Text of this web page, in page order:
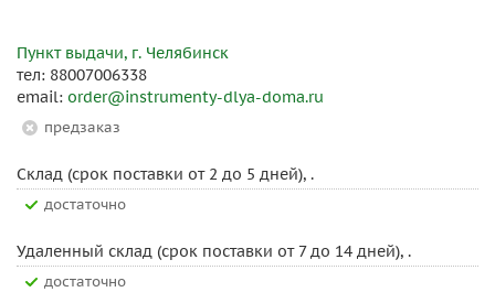
Пункт выдачи, г. Челябинск
тел: 88007006338
email: order@instrumenty-dlya-doma.ru
Предзаказ
Склад (срок поставки от 2 до 5 дней), .
Достаточно
Удаленный склад (срок поставки от 7 до 14 дней), .
Достаточно